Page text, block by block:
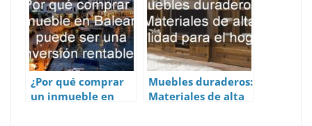
¿Por qué comprar
un inmueble en
Muebles duraderos:
Materiales de alta